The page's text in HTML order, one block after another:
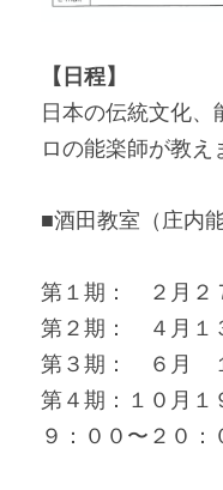
【日程】
日本の伝統文化
ロの能楽師が教え
■酒田教室（庄内能
第１期：　２月２
第２期：　４月１
第３期：　６月　
第４期：１０月１
９：００〜２０：